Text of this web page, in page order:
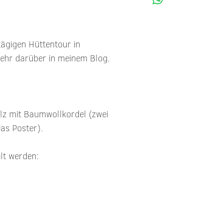
Hüttentour in
darüber in meinem Blog.
mit Baumwollkordel (zwei
Poster).
werden: